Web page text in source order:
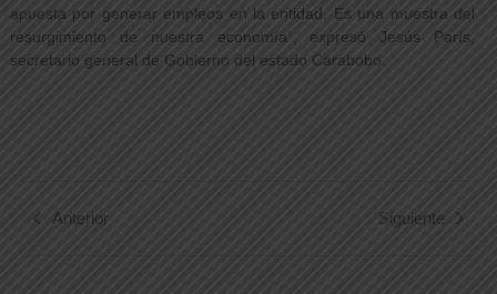
apuesta por generar empleos en la entidad. Es una muestra del
resurgimiento de nuestra economía”, expresó Jesús París,
secretario general de Gobierno del estado Carabobo.
Anterior Siguiente